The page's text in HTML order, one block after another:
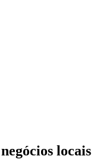
locais